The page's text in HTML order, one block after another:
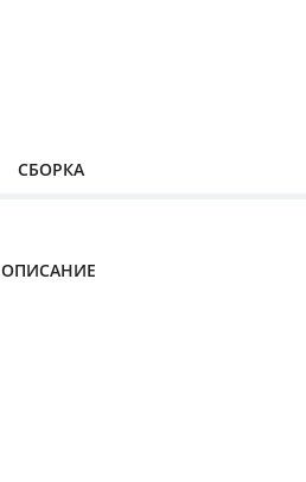
СБОРКА
ОПИСАНИЕ